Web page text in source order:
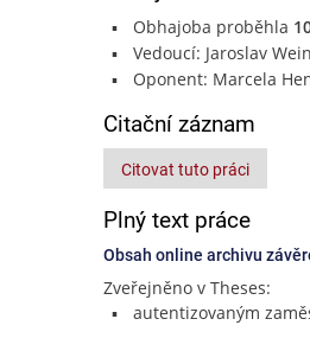
Obhajoba proběhla
Vedoucí: Jaroslav
Oponent: Marcela
Citační záznam
Citovat tuto práci
Plný text práce
Obsah online archivu
Zveřejněno v Theses:
autentizovaným